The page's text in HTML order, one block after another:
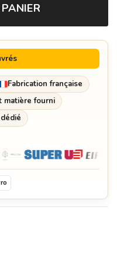
Fabrication française
matière fourni